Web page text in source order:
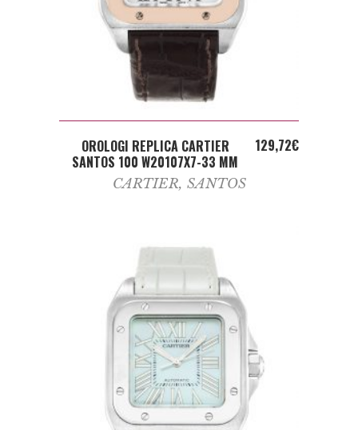
ADD TO CART
OROLOGI REPLICA CARTIER
SANTOS 100 W20107X7-33 MM
129,72€
CARTIER, SANTOS